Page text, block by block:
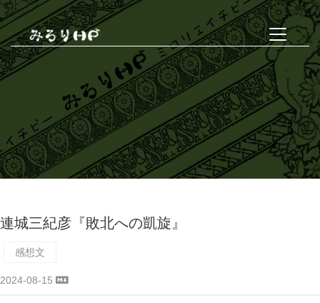
連城三紀彦『敗北への凱旋』
感想文
2024-08-15